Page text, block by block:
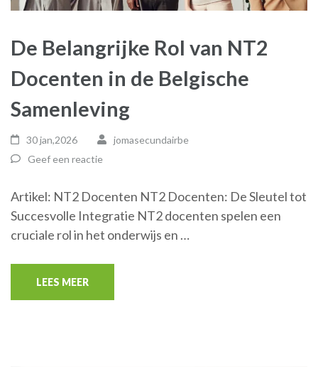
De Belangrijke Rol van NT2
Docenten in de Belgische
Samenleving
30 jan,2026
jomasecundairbe
Geef een reactie
Artikel: NT2 Docenten NT2 Docenten: De Sleutel tot
Succesvolle Integratie NT2 docenten spelen een
cruciale rol in het onderwijs en …
LEES MEER